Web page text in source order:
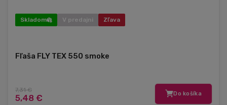
Skladom V predajni Zľava
Fľaša FLY TEX 550 smoke
7,31 €
5,48 € Do košíka